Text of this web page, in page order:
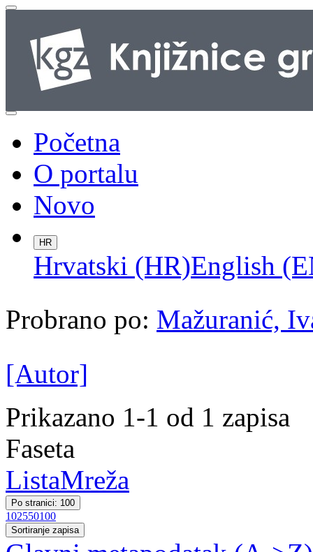
Početna
O portalu
Novo
HR
Hrvatski (HR)English
Probrano po: Mažuranić,
[Autor]
Prikazano 1-1 od 1 zapisa
Faseta
ListaMreža
Po stranici: 100
102550100
Sortiranje zapisa